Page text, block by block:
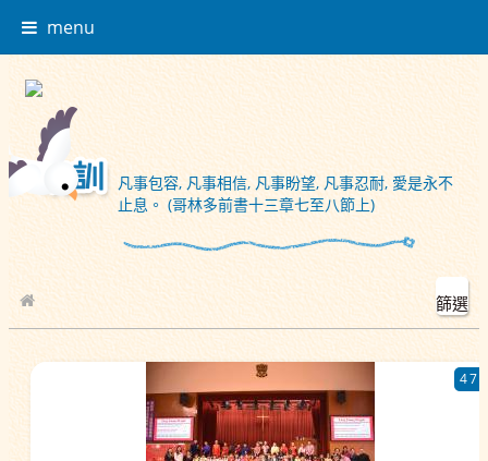
menu
凡事包容, 凡事相信, 凡事盼望, 凡事忍耐, 愛是永不
止息。 (哥林多前書十三章七至八節上)
校園相簿
篩選
47